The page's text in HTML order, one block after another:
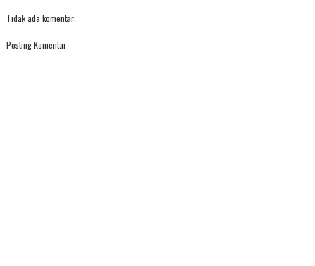
Tidak ada komentar:
Posting Komentar